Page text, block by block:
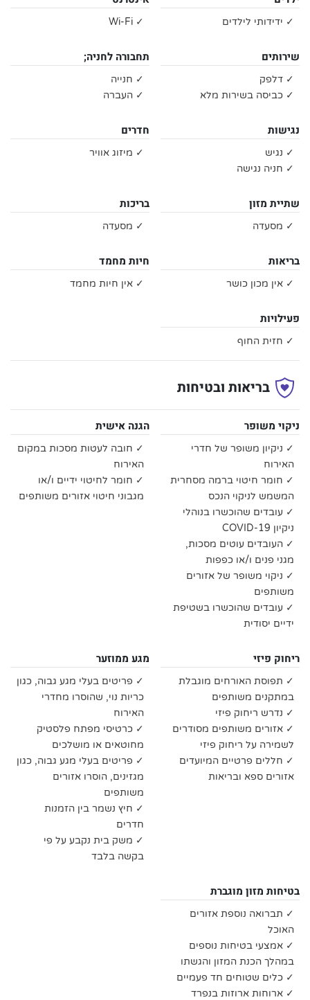
✓ ידידותי לילדים ✓ Wi-Fi
שירותים
✓ דלפק
✓ כביסה בשירות מלא
תחבורה לחניה;
✓ חנייה
✓ העברה
נגישות
✓ נגיש
✓ חניה נגישה
חדרים
✓ מיזוג אוויר
שתיית מזון
✓ מסעדה
בריכות
✓ מסעדה
בריאות
✓ אין מכון כושר
חיות מחמד
✓ אין חיות מחמד
פעילויות
✓ חזית החוף
בריאות ובטיחות
ניקוי משופר
✓ ניקיון משופר של חדרי
האירוח
✓ חומר חיטוי ברמה מסחרית
המשמש לניקוי הנכס
✓ עובדים שהוכשרו בנוהלי
ניקיון COVID-19
✓ העובדים עוטים מסכות,
מגני פנים ו/או כפפות
✓ ניקוי משופר של אזורים
משותפים
✓ עובדים שהוכשרו בשטיפת
ידיים יסודית
הגנה אישית
✓ חובה לעטות מסכות במקום
האירוח
✓ חומר לחיטוי ידיים ו/או
מגבוני חיטוי אזורים משותפים
ריחוק פיזי
✓ תפוסת האורחים מוגבלת
במתקנים משותפים
✓ נדרש ריחוק פיזי
✓ אזורים משותפים מסודרים
לשמירה על ריחוק פיזי
✓ חללים פרטיים המיועדים
אזורים ספא ובריאות
מגע ממוזער
✓ פריטים בעלי מגע גבוה, כגון
כריות נוי, שהוסרו מחדרי
האירוח
✓ כרטיסי מפתח פלסטיק
מחוטאים או מושלכים
✓ פריטים בעלי מגע גבוה, כגון
מגזינים, הוסרו אזורים
משותפים
✓ חיץ נשמר בין הזמנות
חדרים
✓ משק בית נקבע על פי
בקשה בלבד
בטיחות מזון מוגברת
✓ תברואה נוספת אזורים
האוכל
✓ אמצעי בטיחות נוספים
במהלך הכנת המזון והגשתו
✓ כלים שטוחים חד פעמיים
✓ ארוחות ארוזות בנפרד